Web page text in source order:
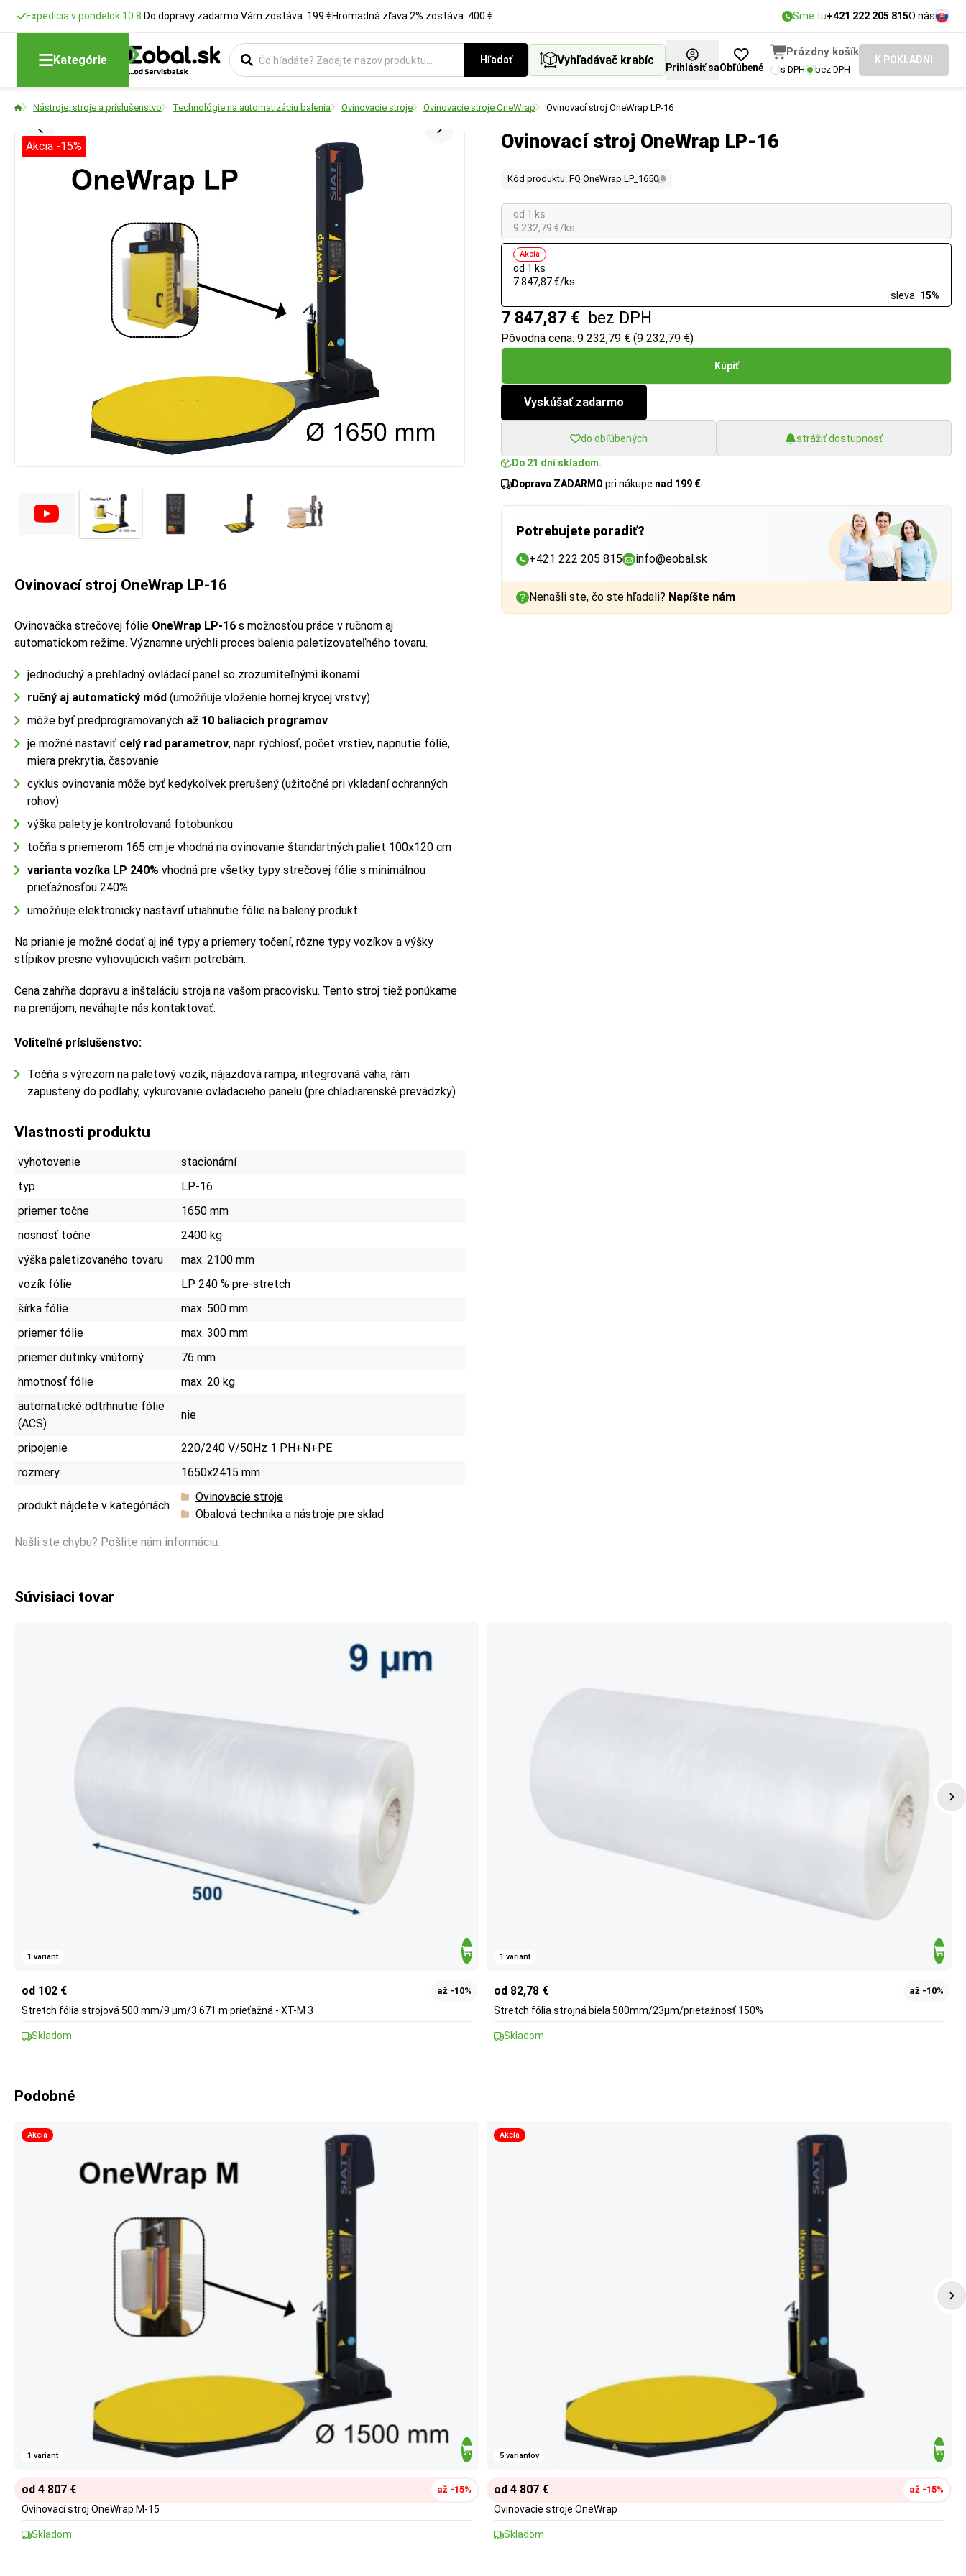
Expedícia v pondelok 10.8. Do dopravy zadarmo Vám zostáva: 199 €Hromadná zľava 2% zostáva: 400 € Sme tu+421 222 205 815O nás
Kategórie Hľadať Vyhľadávač krabíc
Prihlásiť saObľúbené
Prázdny košík
s DPH bez DPH
K POKLADNI
Nástroje, stroje a príslušenstvo Technológie na automatizáciu balenia Ovinovacie stroje Ovinovacie stroje OneWrap Ovinovací stroj OneWrap LP-16
Ovinovací stroj OneWrap LP-16
Kód produktu: FQ OneWrap LP_1650
od 1 ks
9 232,79 €/ks
od 1 ks
Akcia
7 847,87 €/ks
sleva 15%
7 847,87 € bez DPH
Pôvodná cena: 9 232,79 € (9 232,79 €)
Kúpiť
Vyskúšať zadarmo
do obľúbených strážiť dostupnosť
Do 21 dní skladom.
Doprava ZADARMO pri nákupe nad 199 €
Potrebujete poradiť?
+421 222 205 815 info@eobal.sk
Nenašli ste, čo ste hľadali? Napíšte nám
Akcia -15%
Ovinovací stroj OneWrap LP-16
Ovinovačka strečovej fólie OneWrap LP-16 s možnosťou práce v ručnom aj
automatickom režime. Významne urýchli proces balenia paletizovateľného tovaru.
jednoduchý a prehľadný ovládací panel so zrozumiteľnými ikonami
ručný aj automatický mód (umožňuje vloženie hornej krycej vrstvy)
môže byť predprogramovaných až 10 baliacich programov
je možné nastaviť celý rad parametrov, napr. rýchlosť, počet vrstiev, napnutie fólie,
miera prekrytia, časovanie
cyklus ovinovania môže byť kedykoľvek prerušený (užitočné pri vkladaní ochranných
rohov)
výška palety je kontrolovaná fotobunkou
točňa s priemerom 165 cm je vhodná na ovinovanie štandartných paliet 100x120 cm
varianta vozíka LP 240% vhodná pre všetky typy strečovej fólie s minimálnou
prieťažnosťou 240%
umožňuje elektronicky nastaviť utiahnutie fólie na balený produkt
Na prianie je možné dodať aj iné typy a priemery točení, rôzne typy vozíkov a výšky
stĺpikov presne vyhovujúcich vašim potrebám.
Cena zahŕňa dopravu a inštaláciu stroja na vašom pracovisku. Tento stroj tiež ponúkame
na prenájom, neváhajte nás kontaktovať.
Voliteľné príslušenstvo:
Točňa s výrezom na paletový vozík, nájazdová rampa, integrovaná váha, rám
zapustený do podlahy, vykurovanie ovládacieho panelu (pre chladiarenské prevádzky)
Vlastnosti produktu
vyhotovenie
stacionární
typ
LP-16
priemer točne
1650 mm
nosnosť točne
2400 kg
výška paletizovaného tovaru
max. 2100 mm
vozík fólie
LP 240 % pre-stretch
šírka fólie
max. 500 mm
priemer fólie
max. 300 mm
priemer dutinky vnútorný
76 mm
hmotnosť fólie
max. 20 kg
automatické odtrhnutie fólie
(ACS)
nie
pripojenie
220/240 V/50Hz 1 PH+N+PE
rozmery
1650x2415 mm
produkt nájdete v kategóriách
Ovinovacie stroje
Obalová technika a nástroje pre sklad
Našli ste chybu? Pošlite nám informáciu.
Súvisiaci tovar
1 variant
od 102 € až -10%
Stretch fólia strojová 500 mm/9 µm/3 671 m prieťažná - XT-M 3
Skladom
1 variant
od 82,78 € až -10%
Stretch fólia strojná biela 500mm/23µm/prieťažnosť 150%
Skladom
Podobné
Akcia
1 variant
od 4 807 € až -15%
Ovinovací stroj OneWrap M-15
Skladom
Akcia
5 variantov
od 4 807 € až -15%
Ovinovacie stroje OneWrap
Skladom